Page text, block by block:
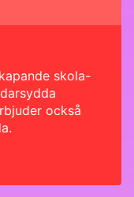
skola-
också